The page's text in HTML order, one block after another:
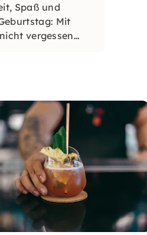
Spaß und
Mit
vergessen